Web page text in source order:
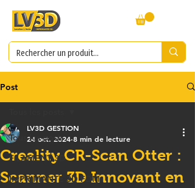
Post
Tous les posts
FILAMENT 3D
IMPRIMANTE 3D FDM
Creality CR-Scan Otter :
Scanner 3D Innovant en
LV3D GESTION
24 oct. 2024 8 min de lecture